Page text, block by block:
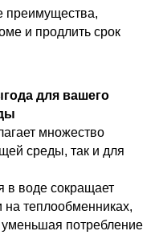
преимущества,
и продлить срок
для вашего
множество
среды, так и для
в воде сокращает
на теплообменниках,
потребление